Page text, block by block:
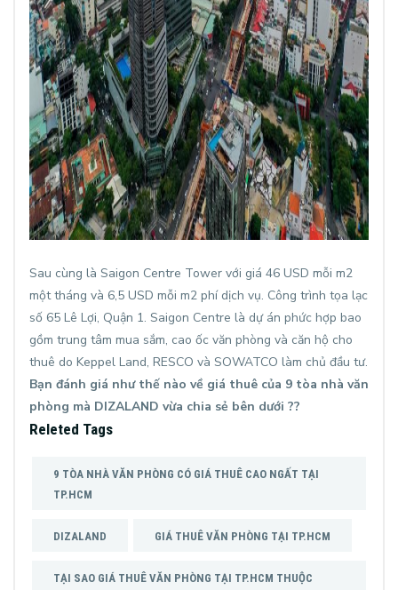
Sau cùng là Saigon Centre Tower với giá 46 USD mỗi m2
một tháng và 6,5 USD mỗi m2 phí dịch vụ. Công trình tọa lạc
số 65 Lê Lợi, Quận 1. Saigon Centre là dự án phức hợp bao
gồm trung tâm mua sắm, cao ốc văn phòng và căn hộ cho
thuê do Keppel Land, RESCO và SOWATCO làm chủ đầu tư.
Bạn đánh giá như thế nào về giá thuê của 9 tòa nhà văn
phòng mà DIZALAND vừa chia sẻ bên dưới ??
Releted Tags
9 TÒA NHÀ VĂN PHÒNG CÓ GIÁ THUÊ CAO NGẤT TẠI
TP.HCM
DIZALAND GIÁ THUÊ VĂN PHÒNG TẠI TP.HCM
TẠI SAO GIÁ THUÊ VĂN PHÒNG TẠI TP.HCM THUỘC